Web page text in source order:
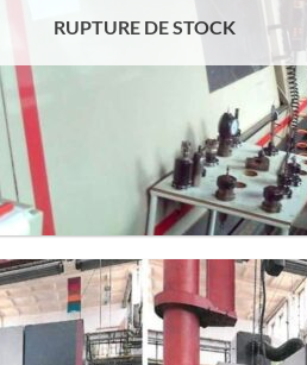
RUPTURE DE STOCK